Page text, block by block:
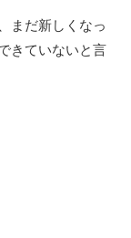
まだ新しくなっ
きていないと言